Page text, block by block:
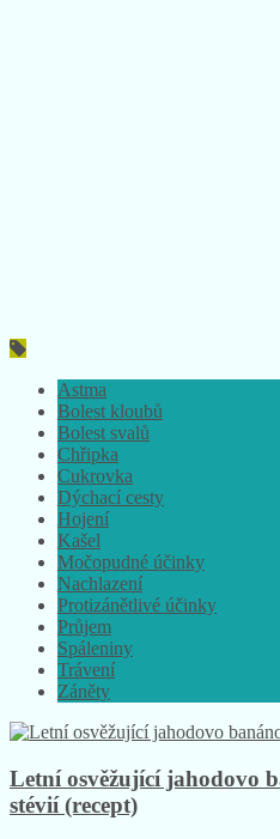
Astma
Bolest kloubů
Bolest svalů
Chřipka
Cukrovka
Dýchací cesty
Hojení
Kašel
Močopudné účinky
Nachlazení
Protizánětlivé účinky
Průjem
Spáleniny
Trávení
Záněty
Letní osvěžující jahodovo
stévií (recept)